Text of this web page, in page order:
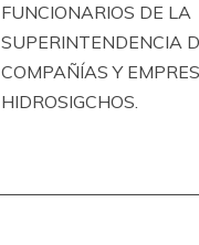
FUNCIONARIOS DE LA
SUPERINTENDENCIA
COMPAÑÍAS Y
HIDROSIGCHOS.